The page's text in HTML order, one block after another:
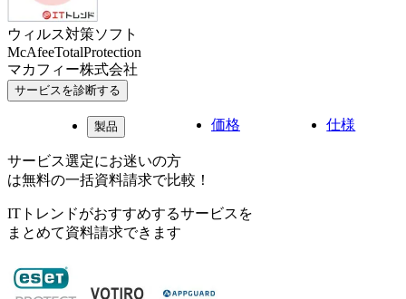
ウィルス対策ソフト
McAfeeTotalProtection
マカフィー株式会社
サービスを診断する
製品 価格 仕様
サービス選定にお迷いの方
は無料の一括資料請求で比較！
ITトレンドがおすすめするサービスを
まとめて資料請求できます